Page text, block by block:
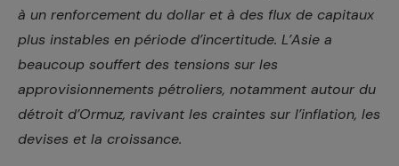
à un renforcement du dollar et à des flux de capitaux
plus instables en période d’incertitude. L’Asie a
beaucoup souffert des tensions sur les
approvisionnements pétroliers, notamment autour du
détroit d’Ormuz, ravivant les craintes sur l’inflation, les
devises et la croissance.